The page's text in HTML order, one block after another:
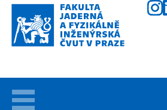
Přejít
hlavnímu
obsahu
VÍTEJTE